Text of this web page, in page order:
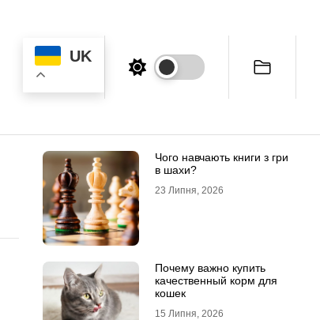
UK
Чого навчають книги з гри
в шахи?
23 Липня, 2026
Почему важно купить
качественный корм для
кошек
15 Липня, 2026